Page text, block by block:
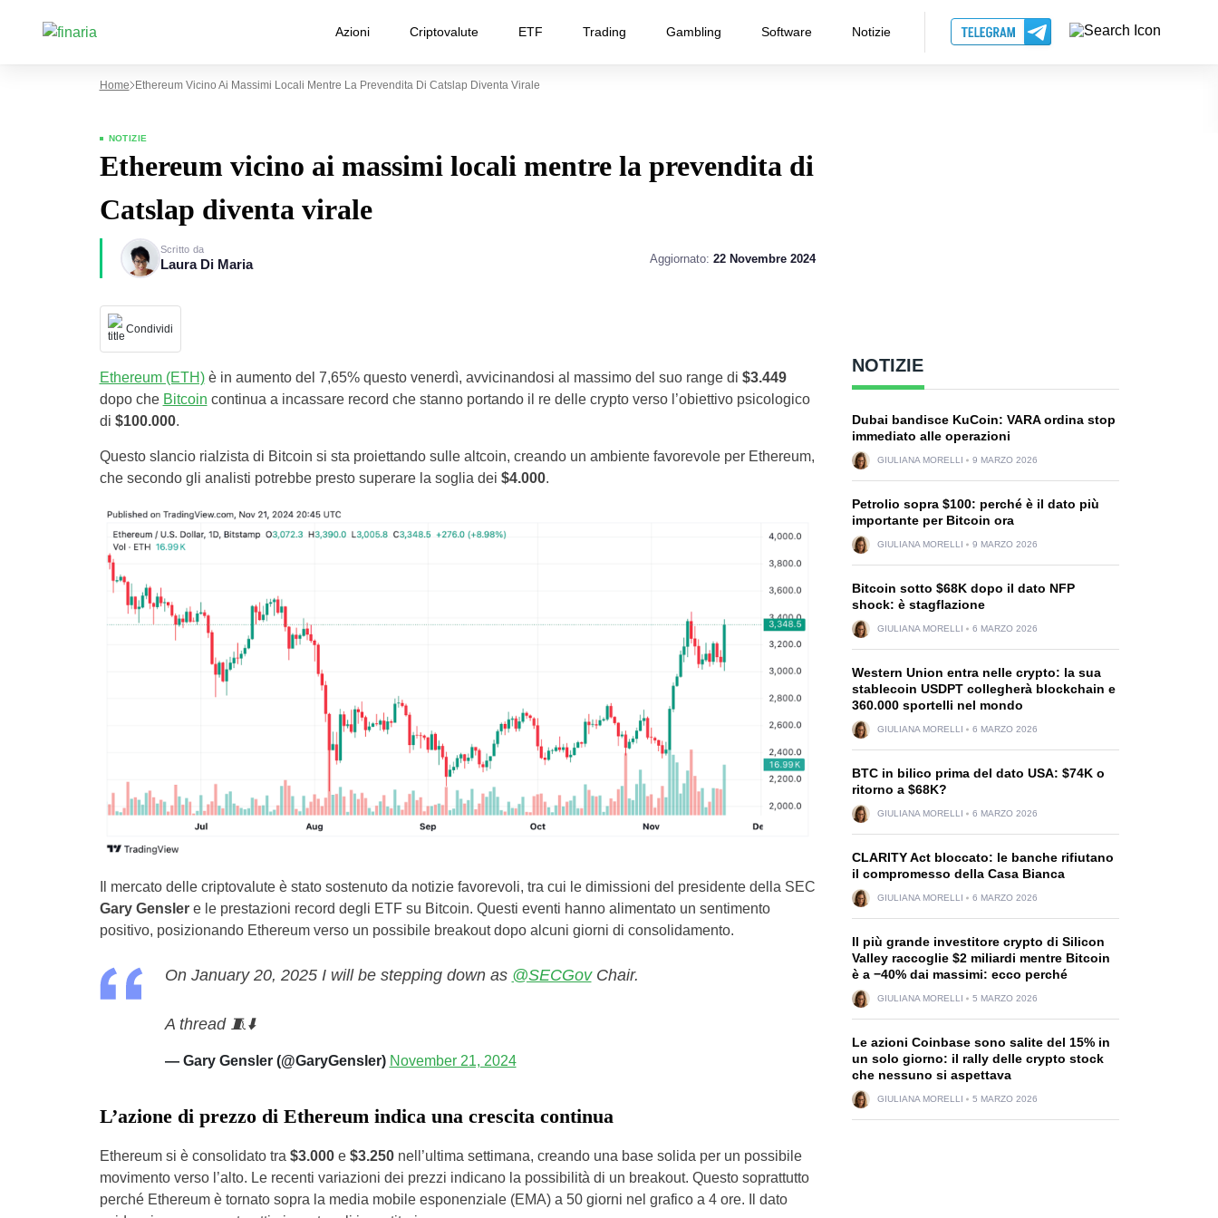
Azioni Criptovalute ETF Trading Gambling Software Notizie
Home Ethereum Vicino Ai Massimi Locali Mentre La Prevendita Di Catslap Diventa Virale
NOTIZIE
Ethereum vicino ai massimi locali mentre la prevendita di
Catslap diventa virale
Scritto da
Laura Di Maria Aggiornato: 22 Novembre 2024
Condividi
Ethereum (ETH)è in aumento del 7,65% questo venerdì, avvicinandosi al massimo del suo range di $3.449
dopo che Bitcoin continua a incassare record che stanno portando il re delle crypto verso l’obiettivo psicologico
di $100.000.
Questo slancio rialzista di Bitcoin si sta proiettando sulle altcoin, creando un ambiente favorevole per Ethereum,
che secondo gli analisti potrebbe presto superare la soglia dei $4.000.
Il mercato delle criptovalute è stato sostenuto da notizie favorevoli, tra cui le dimissioni del presidente della SEC
Gary Genslere le prestazioni record degli ETF su Bitcoin. Questi eventi hanno alimentato un sentimento
positivo, posizionando Ethereum verso un possibile breakout dopo alcuni giorni di consolidamento.
On January 20, 2025 I will be stepping down as @SECGovChair.
A thread 🧵⬇️
— Gary Gensler (@GaryGensler) November 21, 2024
L’azione di prezzo di Ethereum indica una crescita continua
Ethereum si è consolidato tra $3.000e $3.250nell’ultima settimana, creando una base solida per un possibile
movimento verso l’alto. Le recenti variazioni dei prezzi indicano la possibilità di un breakout. Questo soprattutto
perché Ethereum è tornato sopra la media mobile esponenziale (EMA) a 50 giorni nel grafico a 4 ore. Il dato
NOTIZIE
Dubai bandisce KuCoin: VARA ordina stop
immediato alle operazioni
GIULIANA MORELLI 9 MARZO 2026
Petrolio sopra $100: perché è il dato più
importante per Bitcoin ora
GIULIANA MORELLI 9 MARZO 2026
Bitcoin sotto $68K dopo il dato NFP
shock: è stagflazione
GIULIANA MORELLI 6 MARZO 2026
Western Union entra nelle crypto: la sua
stablecoin USDPT collegherà blockchain e
360.000 sportelli nel mondo
GIULIANA MORELLI 6 MARZO 2026
BTC in bilico prima del dato USA: $74K o
ritorno a $68K?
GIULIANA MORELLI 6 MARZO 2026
CLARITY Act bloccato: le banche rifiutano
il compromesso della Casa Bianca
GIULIANA MORELLI 6 MARZO 2026
Il più grande investitore crypto di Silicon
Valley raccoglie $2 miliardi mentre Bitcoin
è a −40% dai massimi: ecco perché
GIULIANA MORELLI 5 MARZO 2026
Le azioni Coinbase sono salite del 15% in
un solo giorno: il rally delle crypto stock
che nessuno si aspettava
GIULIANA MORELLI 5 MARZO 2026